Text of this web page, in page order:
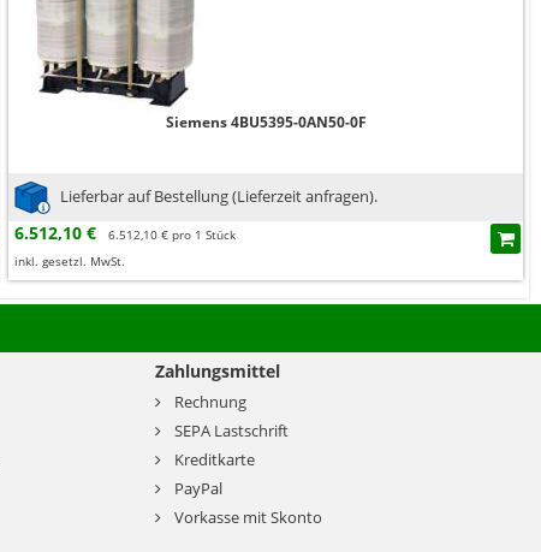
Siemens 4BU5395-0AN50-0F
Lieferbar auf Bestellung (Lieferzeit anfragen).
6.512,10 €
6.512,10 € pro 1 Stück
inkl. gesetzl. MwSt.
Zahlungsmittel
Rechnung
SEPA Lastschrift
Kreditkarte
PayPal
Vorkasse mit Skonto